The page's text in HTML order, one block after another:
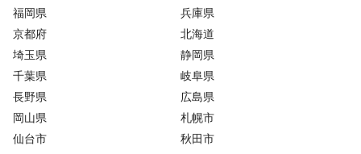
福岡県
兵庫県
京都府
北海道
埼玉県
静岡県
千葉県
岐阜県
長野県
広島県
岡山県
札幌市
仙台市
秋田市